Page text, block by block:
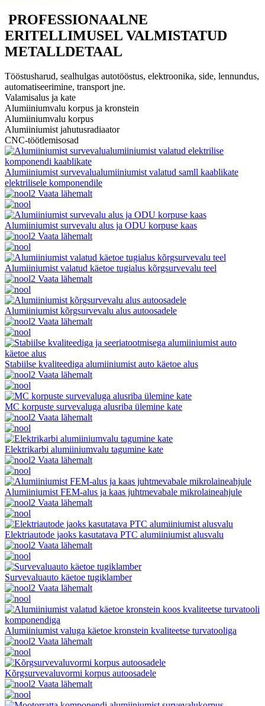
PROFESSIONAALNE
ERITELLIMUSEL VALMISTATUD
METALLDETAAL
Tööstusharud, sealhulgas autotööstus, elektroonika, side, lennundus,
automatiseerimine, transport jne.
Valamisalus ja kate
Alumiiniumvalu korpus ja kronstein
Alumiiniumvalu korpus
Alumiiniumist jahutusradiaator
CNC-töötlemisosad
Alumiiniumist survevalualumiiniumist valatud samll kaablikate
elektrilisele komponendile
Vaata lähemalt
Alumiiniumist survevalu alus ja ODU korpuse kaas
Vaata lähemalt
Alumiiniumist valatud käetoe tugialus kõrgsurvevalu teel
Vaata lähemalt
Alumiiniumist kõrgsurvevalu alus autoosadele
Vaata lähemalt
Stabiilse kvaliteediga alumiiniumist auto käetoe alus
Vaata lähemalt
MC korpuste survevaluga alusriba ülemine kate
Vaata lähemalt
Elektrikarbi alumiiniumvalu tagumine kate
Vaata lähemalt
Alumiiniumist FEM-alus ja kaas juhtmevabale mikrolaineahjule
Vaata lähemalt
Elektriautode jaoks kasutatava PTC alumiiniumist alusvalu
Vaata lähemalt
Survevaluauto käetoe tugiklamber
Vaata lähemalt
Alumiiniumist valuga käetoe kronstein kvaliteetse turvatooliga
Vaata lähemalt
Kõrgsurvevaluvormi korpus autoosadele
Vaata lähemalt